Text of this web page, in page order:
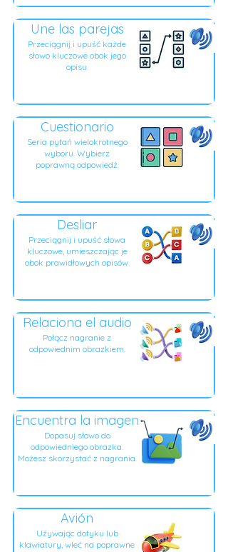
Une las parejas
Przeciągnij i upuść każde
słowo kluczowe obok jego
opisu.
Cuestionario
Seria pytań wielokrotnego
wyboru. Wybierz
poprawną odpowiedź.
Desliar
Przeciągnij i upuść słowa
kluczowe, umieszczając je
obok prawidłowych opisów.
Relaciona el audio
Połącz nagranie z
odpowiednim obrazkiem.
Encuentra la imagen
Dopasuj słowo do
odpowiedniego obrazka.
Możesz skorzystać z nagrania.
Avión
Używając dotyku lub
klawiatury, wleć na poprawne